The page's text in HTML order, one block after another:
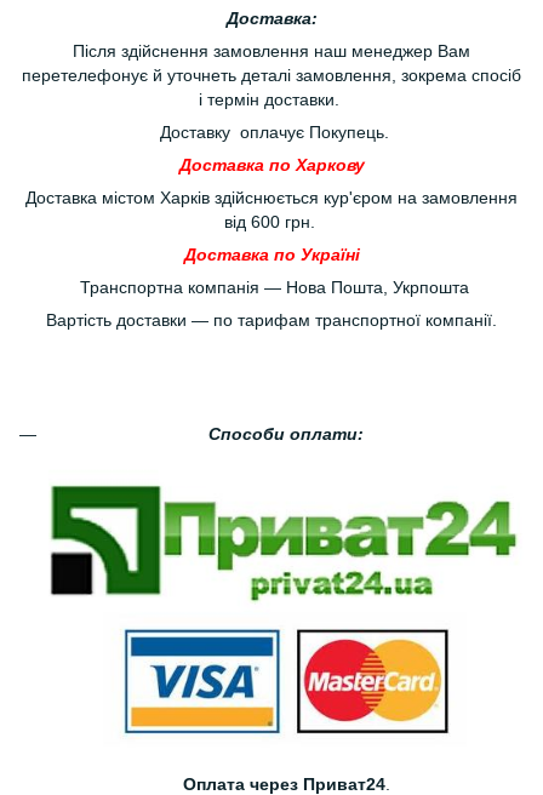
Доставка:
Після здійснення замовлення наш менеджер Вам
перетелефонує й уточнеть деталі замовлення, зокрема спосіб
і термін доставки.
Доставку оплачує Покупець.
Доставка по Харкову
Доставка містом Харків здійснюється кур'єром на замовлення
від 600 грн.
Доставка по Україні
Транспортна компанія — Нова Пошта, Укрпошта
Вартість доставки — по тарифам транспортної компанії.
Способи оплати:
Оплата через Приват24.